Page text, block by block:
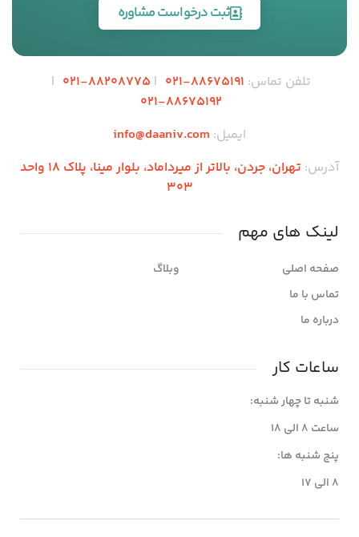
ثبت درخواست مشاوره
تلفن تماس: 88675191
-021
|
88208775
-021
|
88675192
-021
ایمیل: info@daaniv.com
آدرس:
تهران، جردن، بالاتر از میرداماد، بلوار مینا، پلاک 18 واحد
303
لینک های مهم
صفحه اصلی
تماس با ما
درباره ما
وبلاگ
ساعات کار
شنبه تا چهار شنبه:
ساعت 8 الی 18
پنج شنبه ها:
8 الی 17